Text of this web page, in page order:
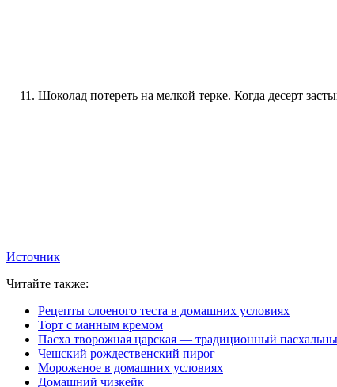
Шоколад потереть на мелкой терке. Когда десерт
Источник
Читайте также:
Рецепты слоеного теста в домашних условиях
Торт с манным кремом
Пасха творожная царская — традиционный
Чешский рождественский пирог
Мороженое в домашних условиях
Домашний чизкейк